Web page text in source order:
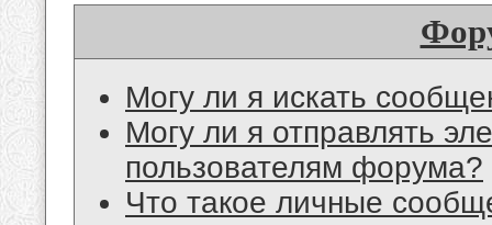
Могу ли я искать
Могу ли я отправлять
пользователям форума?
Что такое личные